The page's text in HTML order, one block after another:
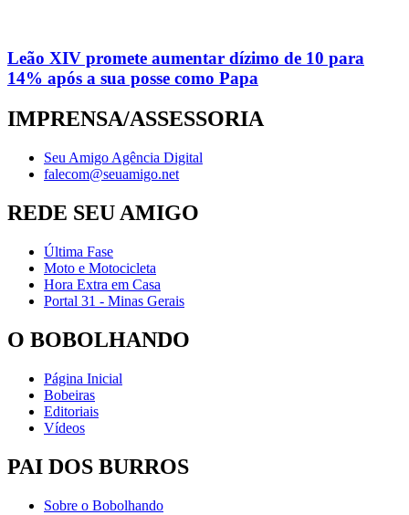
Leão XIV promete aumentar dízimo de 10 para
14% após a sua posse como Papa
IMPRENSA/ASSESSORIA
Seu Amigo Agência Digital
falecom@seuamigo.net
REDE SEU AMIGO
Última Fase
Moto e Motocicleta
Hora Extra em Casa
Portal 31 - Minas Gerais
O BOBOLHANDO
Página Inicial
Bobeiras
Editoriais
Vídeos
PAI DOS BURROS
Sobre o Bobolhando